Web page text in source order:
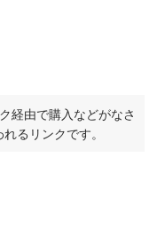
由で購入などがなさ
るリンクです。